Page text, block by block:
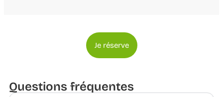
Je réserve
Questions fréquentes